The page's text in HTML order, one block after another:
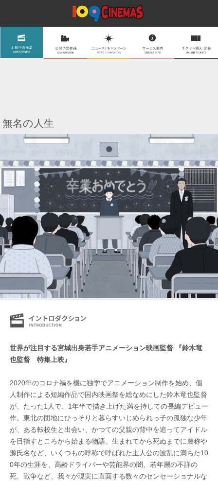
無名の人生
世界が注目する宮城出身若手アニメーション映画監督 『鈴木竜
也監督 特集上映』
2020年のコロナ禍を機に独学でアニメーション制作を始め、個
人制作による短編作品で国内映画祭を総なめにした鈴木竜也監督
が、たった1人で、1年半で描き上げた満を持しての長編デビュー
作。東北の団地にひっそりと暮らすいじめられっ子の孤独な少年
が、ある転校生と出会い、かつての父親の背中を追ってアイドル
を目指すところから始まる物語。生まれてから死ぬまでに蔑称や
源氏名など、いくつもの呼称で呼ばれた主人公の波乱に満ちた10
0年の生涯を、高齢ドライバーや芸能界の闇、若年層の不詳の
死、戦争など、我々が現実に直面する数々のセンセーショナルな